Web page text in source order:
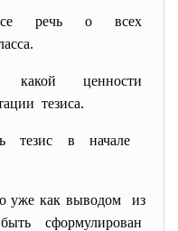
речь о всех
ценности
тезиса.
тезис в начале
уже как выводом из
сформулирован